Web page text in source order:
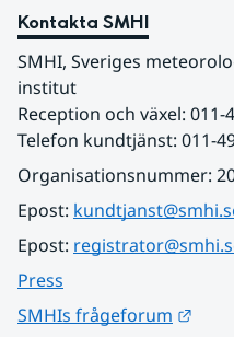
Kontakta SMHI
SMHI, Sveriges
institut
Reception och växel: 011-
Telefon kundtjänst: 011-
Organisationsnummer:
Epost:
Epost:
Press
SMHIs frågeforum